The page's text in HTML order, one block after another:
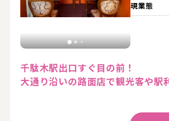
現業態
千駄木駅出口すぐ目の前！
大通り沿いの路面店で観光客や駅